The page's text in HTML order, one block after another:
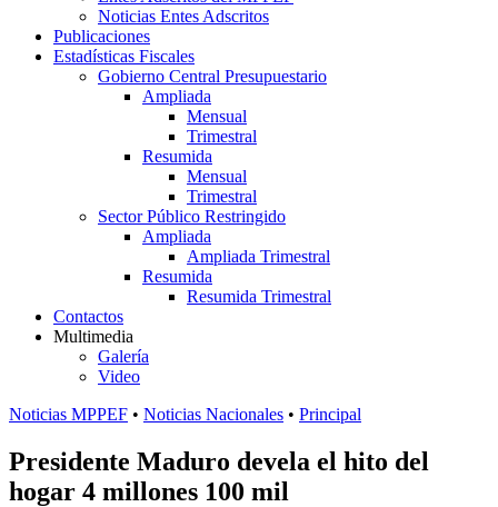
Noticias Entes Adscritos
Publicaciones
Estadísticas Fiscales
Gobierno Central Presupuestario
Ampliada
Mensual
Trimestral
Resumida
Mensual
Trimestral
Sector Público Restringido
Ampliada
Ampliada Trimestral
Resumida
Resumida Trimestral
Contactos
Multimedia
Galería
Video
Noticias MPPEF • Noticias Nacionales • Principal
Presidente Maduro devela el hito del
hogar 4 millones 100 mil